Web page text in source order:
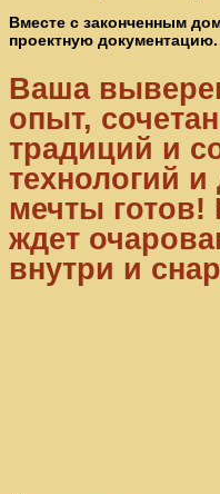
Вместе с законченным
проектную документацию.
Ваша
опыт,
традиций и
технологий
мечты готов!
ждет
внутри и